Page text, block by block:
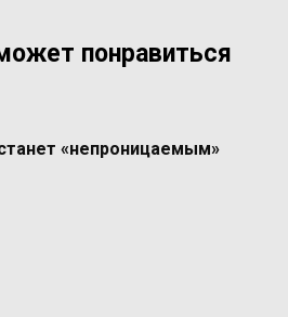
понравиться
«непроницаемым»